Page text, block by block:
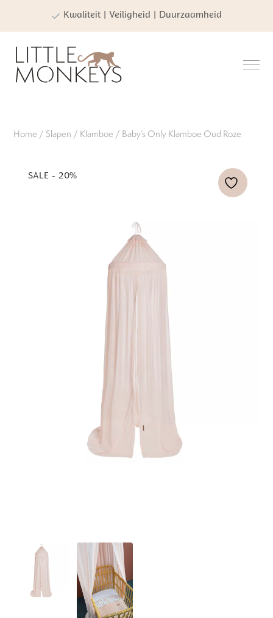
Kwaliteit | Veiligheid | Duurzaamheid
Home /Slapen / Klamboe / Baby’s Only Klamboe Oud Roze
SALE - 20%